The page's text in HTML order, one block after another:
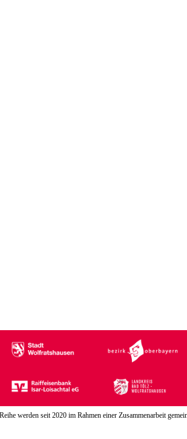
werden seit 2020 im Rahmen einer Zusammenarbeit